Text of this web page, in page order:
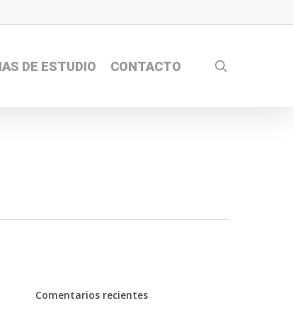
DE ESTUDIO CONTACTO
Comentarios recientes